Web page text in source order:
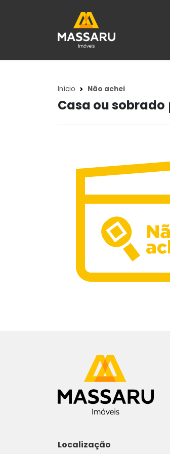
Início Não achei
Casa ou sobrado
Localização